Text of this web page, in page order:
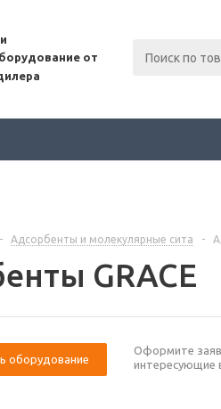
от
- Адсорбенты и молекулярные сита -
GRACE
оборудование
Оформите
интересующие